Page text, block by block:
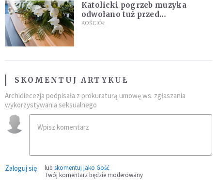
Katolicki pogrzeb muzyka
odwołano tuż przed
uroczystością. Powodem była
KOŚCIÓŁ
SKOMENTUJ ARTYKUŁ
Archidiecezja podpisała z prokuraturą umowę ws. zgłaszania
wykorzystywania seksualnego
Zaloguj się lub skomentuj jako Gość
Twój komentarz będzie moderowany